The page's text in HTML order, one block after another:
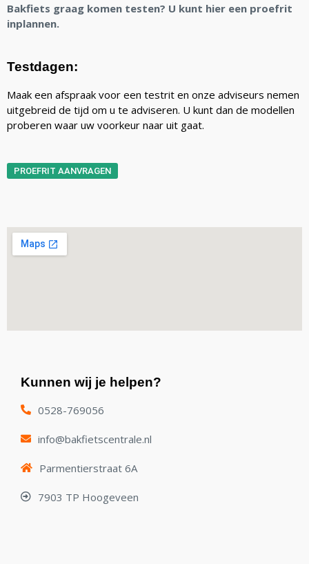
Bakfiets graag komen testen? U kunt hier een proefrit
inplannen.
Testdagen:
Maak een afspraak voor een testrit en onze adviseurs nemen
uitgebreid de tijd om u te adviseren. U kunt dan de modellen
proberen waar uw voorkeur naar uit gaat.
PROEFRIT AANVRAGEN
Kunnen wij je helpen?
0528-769056
info@bakfietscentrale.nl
Parmentierstraat 6A
7903 TP Hoogeveen